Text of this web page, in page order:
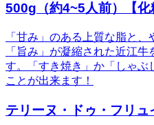
500g（約4~5人前）【化
「甘み」のある上質な脂と
「旨み」が凝縮された近江
す。「すき焼き」か「しゃぶ
ことが出来ます！
テリーヌ・ドゥ・フリュ